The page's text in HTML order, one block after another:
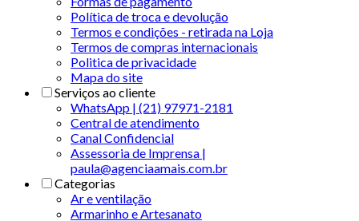
Política de troca e devolução
Termos e condições - retirada na Loja
Termos de compras internacionais
Politica de privacidade
Mapa do site
Serviços ao cliente
WhatsApp | (21) 97971-2181
Central de atendimento
Canal Confidencial
Assessoria de Imprensa |
paula@agenciaamais.com.br
Categorias
Ar e ventilação
Armarinho e Artesanato